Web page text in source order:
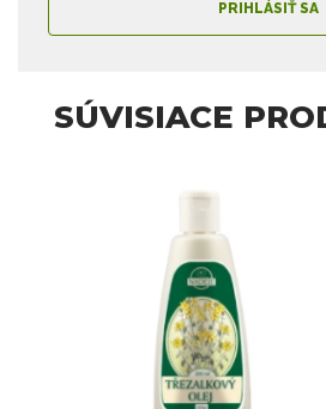
PRIHLÁSIŤ SA
SÚVISIACE